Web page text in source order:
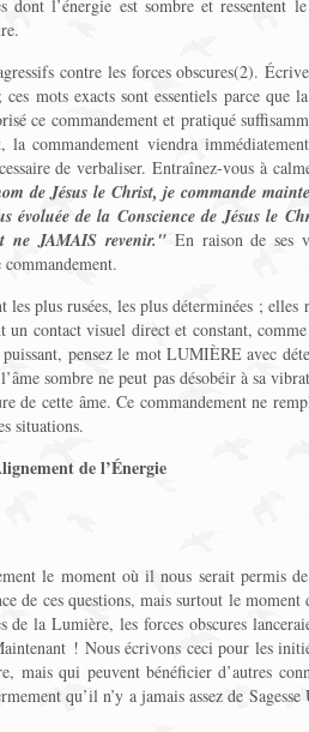
dont l’énergie est sombre et ressentent
contre les forces obscures(2).
mots exacts sont essentiels parce que
ce commandement et pratiqué
la commandement viendra
de verbaliser. Entraînez-vous à
de Jésus le Christ, je commande
évoluée de la Conscience de Jésus le
ne JAMAIS revenir."En raison de ses
les plus rusées, les plus déterminées ; elles
un contact visuel direct et constant,
pensez le mot LUMIÈRE avec
sombre ne peut pas désobéir à sa
de cette âme. Ce commandement ne
situations.
de l’Énergie
le moment où il nous serait permis
de ces questions, mais surtout le moment
de la Lumière, les forces obscures
! Nous écrivons ceci pour les
mais qui peuvent bénéficier d’autres
qu’il n’y a jamais assez de